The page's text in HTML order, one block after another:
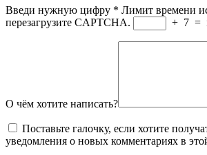
Введи нужную цифру * Лимит времени
перезагрузите CAPTCHA.
+ 7 =
О чём хотите написать?
Поставьте галочку, если хотите
уведомления о новых комментариях в